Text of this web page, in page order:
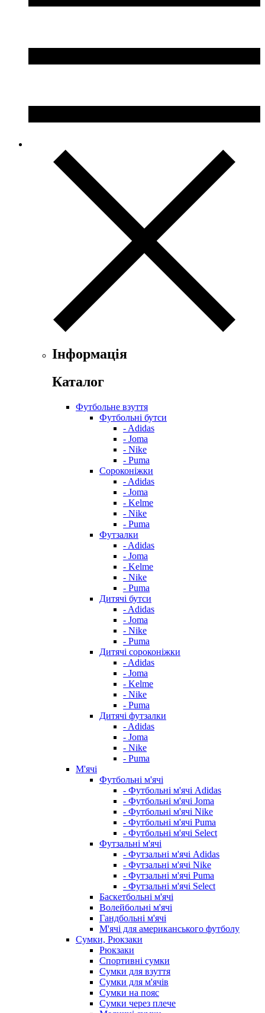
Інформація
Каталог
Футбольне взуття
Футбольні бутси
- Adidas
- Joma
- Nike
- Puma
Сороконіжки
- Adidas
- Joma
- Kelme
- Nike
- Puma
Футзалки
- Adidas
- Joma
- Kelme
- Nike
- Puma
Дитячі бутси
- Adidas
- Joma
- Nike
- Puma
Дитячі сороконіжки
- Adidas
- Joma
- Kelme
- Nike
- Puma
Дитячі футзалки
- Adidas
- Joma
- Nike
- Puma
М'ячі
Футбольні м'ячі
- Футбольні м'ячі Adidas
- Футбольні м'ячі Joma
- Футбольні м'ячі Nike
- Футбольні м'ячі Puma
- Футбольні м'ячі Select
Футзальні м'ячі
- Футзальні м'ячі Adidas
- Футзальні м'ячі Nike
- Футзальні м'ячі Puma
- Футзальні м'ячі Select
Баскетбольні м'ячі
Волейбольні м'ячі
Гандбольні м'ячі
М'ячі для американського футболу
Сумки, Рюкзаки
Рюкзаки
Спортивні сумки
Сумки для взуття
Сумки для м'ячів
Сумки на пояс
Сумки через плече